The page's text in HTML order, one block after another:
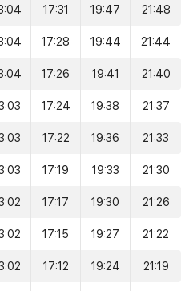
17:31 19:47 21:48
17:28 19:44 21:44
17:26 19:41 21:40
17:24 19:38 21:37
17:22 19:36 21:33
17:19 19:33 21:30
17:17 19:30 21:26
17:15 19:27 21:22
17:12 19:24 21:19